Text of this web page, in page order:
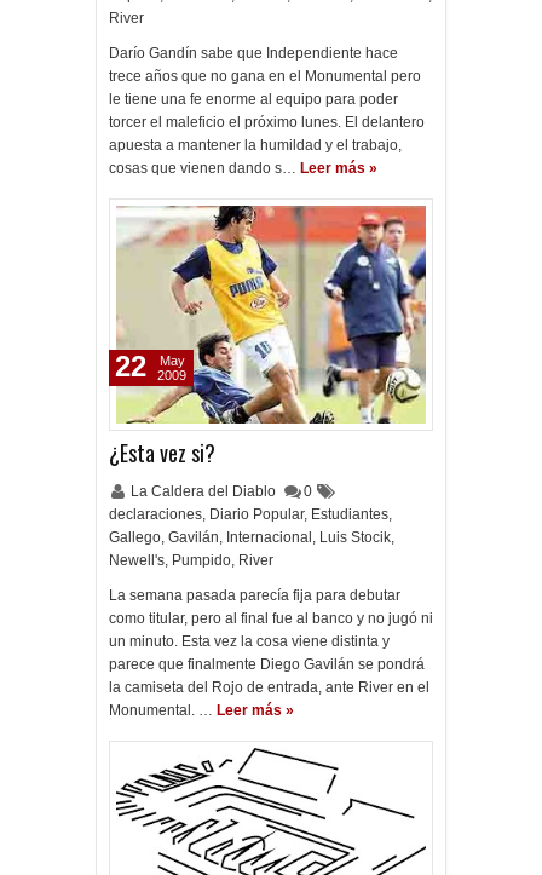
River
Darío Gandín sabe que Independiente hace
trece años que no gana en el Monumental pero
le tiene una fe enorme al equipo para poder
torcer el maleficio el próximo lunes. El delantero
apuesta a mantener la humildad y el trabajo,
cosas que vienen dando s… Leer más »
¿Esta vez si?
La Caldera del Diablo
0
declaraciones, Diario Popular, Estudiantes,
Gallego, Gavilán, Internacional , Luis Stocik,
Newell's, Pumpido, River
La semana pasada parecía fija para debutar
como titular, pero al final fue al banco y no jugó ni
un minuto. Esta vez la cosa viene distinta y
parece que finalmente Diego Gavilán se pondrá
la camiseta del Rojo de entrada, ante River en el
Monumental. … Leer más »
22
May
2009